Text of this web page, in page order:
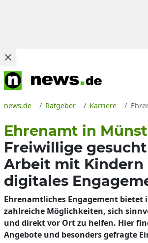
news.de Ratgeber Karriere
Ehrenamt in
Freiwillige
Arbeit mit Kindern
digitales
Ehrenamtliches Engagement bietet
zahlreiche Möglichkeiten, sich
und direkt vor Ort zu helfen. Hier
Angebote und besonders gefragte